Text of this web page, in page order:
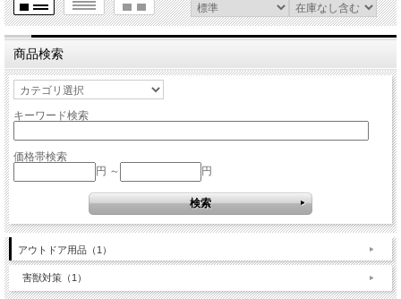
商品検索
キーワード検索
価格帯検索
円 ～
円
アウトドア用品（1）
害獣対策（1）